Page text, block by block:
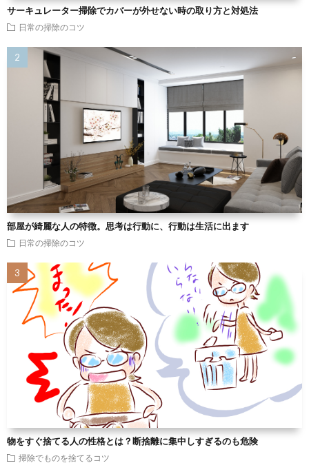
サーキュレーター掃除でカバーが外せない時の取り方と対処法
日常の掃除のコツ
部屋が綺麗な人の特徴。思考は行動に、行動は生活に出ます
日常の掃除のコツ
物をすぐ捨てる人の性格とは？断捨離に集中しすぎるのも危険
掃除でものを捨てるコツ